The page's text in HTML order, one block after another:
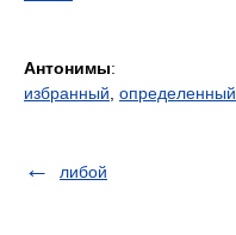
Антонимы:
избранный определенный
либой